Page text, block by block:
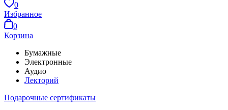
0
Избранное
0
Корзина
Бумажные
Электронные
Аудио
Лекторий
Подарочные сертификаты